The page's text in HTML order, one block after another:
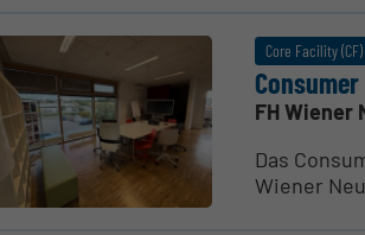
Core Facility (CF)
FH Wiener
Das
Wiener